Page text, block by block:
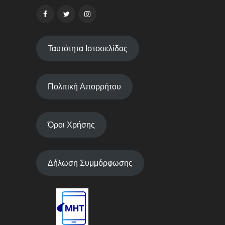
Ταυτότητα Ιστοσελίδας
Πολιτική Απορρήτου
Όροι Χρήσης
Δήλωση Συμμόρφωσης